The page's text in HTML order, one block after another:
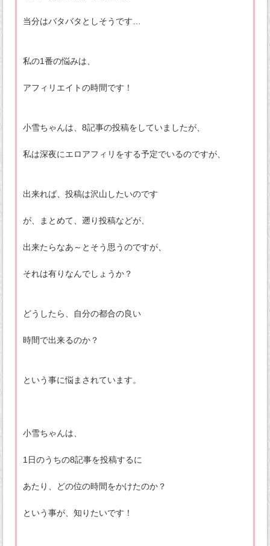
当分はバタバタとしそうです…
私の1番の悩みは、
アフィリエイトの時間です！
小雪ちゃんは、8記事の投稿をしていましたが、
私は深夜にエロアフィリをする予定でいるのですが、
出来れば、投稿は沢山したいのです
が、まとめて、遡り投稿などが、
出来たらなあ～とそう思うのですが、
それは有りなんでしょうか？
どうしたら、自分の都合の良い
時間で出来るのか？
という事に悩まされています。
小雪ちゃんは、
1日のうちの8記事を投稿するに
あたり、どの位の時間をかけたのか？
という事が、知りたいです！